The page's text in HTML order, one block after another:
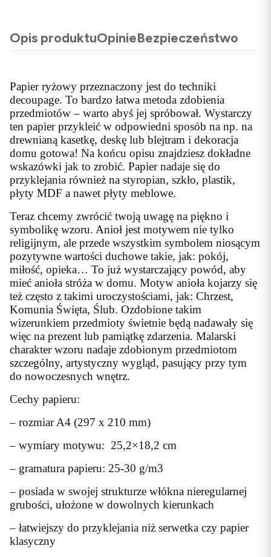
Opis produktuOpinieBezpieczeństwo
Papier ryżowy przeznaczony jest do techniki
decoupage. To bardzo łatwa metoda zdobienia
przedmiotów – warto abyś jej spróbował. Wystarczy
ten papier przykleić w odpowiedni sposób na np. na
drewnianą kasetkę, deskę lub blejtram i dekoracja
domu gotowa! Na końcu opisu znajdziesz dokładne
wskazówki jak to zrobić. Papier nadaje się do
przyklejania również na styropian, szkło, plastik,
płyty MDF a nawet płyty meblowe.
Teraz chcemy zwrócić twoją uwagę na piękno i
symbolikę wzoru. Anioł jest motywem nie tylko
religijnym, ale przede wszystkim symbolem niosącym
pozytywne wartości duchowe takie, jak: pokój,
miłość, opieka… To już wystarczający powód, aby
mieć anioła stróża w domu. Motyw anioła kojarzy się
też często z takimi uroczystościami, jak: Chrzest,
Komunia Święta, Ślub. Ozdobione takim
wizerunkiem przedmioty świetnie będą nadawały się
więc na prezent lub pamiątkę zdarzenia. Malarski
charakter wzoru nadaje zdobionym przedmiotom
szczególny, artystyczny wygląd, pasujący przy tym
do nowoczesnych wnętrz.
Cechy papieru:
– rozmiar A4 (297 x 210 mm)
– wymiary motywu: 25,2×18,2 cm
– gramatura papieru: 25-30 g/m3
– posiada w swojej strukturze włókna nieregularnej
grubości, ułożone w dowolnych kierunkach
– łatwiejszy do przyklejania niż serwetka czy papier
klasyczny